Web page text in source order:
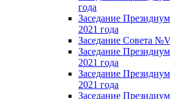
года
Заседание
2021 года
Заседание Совета
Заседание
2021 года
Заседание
2021 года
Заседание